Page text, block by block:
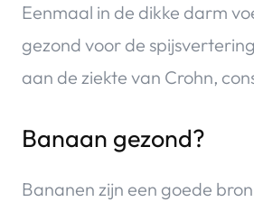
Eenmaal in de dikke darm
gezond voor de
aan de ziekte van Crohn,
Banaan gezond?
Bananen zijn een goede